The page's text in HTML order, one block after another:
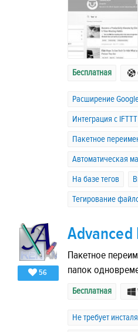
Бесплатная
Расширение
Интеграция с IFTTT
Пакетное
Автоматическая
На базе тегов
Тегирование
56
Advanced
Пакетное
папок
Бесплатная
Не требует